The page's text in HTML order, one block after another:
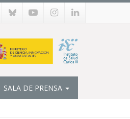
SALA DE PRENSA